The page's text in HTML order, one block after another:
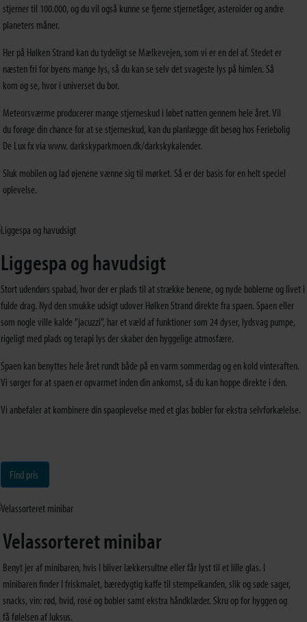
stjerner til 100.000, og du vil også kunne se fjerne stjernetåger, asteroider og andre
planeters måner.
Her på Hølken Strand kan du tydeligt se Mælkevejen, som vi er en del af. Stedet er
næsten fri for byens mange lys, så du kan se selv det svageste lys på himlen. Så
kom og se, hvor i universet du bor.
Meteorsværme producerer mange stjerneskud i løbet natten gennem hele året. Vil
du forøge din chance for at se stjerneskud, kan du planlægge dit besøg hos Feriebolig
De Lux fx via www. darkskyparkmoen.dk/darkskykalender.
Sluk mobilen og lad øjenene vænne sig til mørket. Så er der basis for en helt speciel
oplevelse.
Liggespa og havudsigt
Stort udendørs spabad, hvor der er plads til at strække benene, og nyde boblerne og livet i
fulde drag. Nyd den smukke udsigt udover Hølken Strand direkte fra spaen. Spaen eller
som nogle ville kalde ”jacuzzi”, har et væld af funktioner som 24 dyser, lydsvag pumpe,
rigeligt med plads og terapi lys der skaber den hyggelige atmosfære.
Spaen kan benyttes hele året rundt både på en varm sommerdag og en kold vinteraften.
Vi sørger for at spaen er opvarmet inden din ankomst, så du kan hoppe direkte i den.
Vi anbefaler at kombinere din spaoplevelse med et glas bobler for ekstra selvforkælelse.
Find pris
Velassorteret minibar
Benyt jer af minibaren, hvis I bliver lækkersultne eller får lyst til et lille glas. I
minibaren finder I friskmalet, bæredygtig kaffe til stempelkanden, slik og søde sager,
snacks, vin: rød, hvid, rosé og bobler samt ekstra håndklæder. Skru op for hyggen og
få følelsen af luksus.